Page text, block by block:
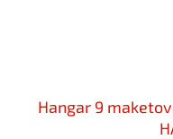
Hangar 9